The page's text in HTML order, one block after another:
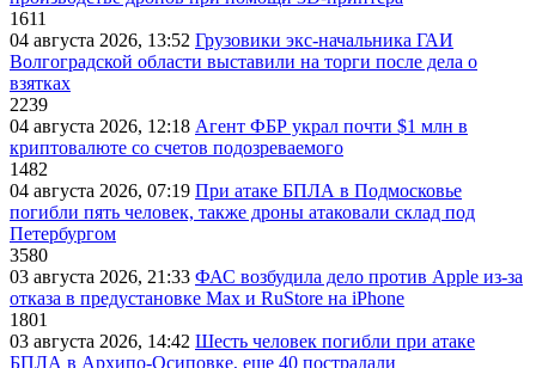
1611
04 августа 2026, 13:52 Грузовики экс-начальника ГАИ
Волгоградской области выставили на торги после дела о
взятках
2239
04 августа 2026, 12:18 Агент ФБР украл почти $1 млн в
криптовалюте со счетов подозреваемого
1482
04 августа 2026, 07:19 При атаке БПЛА в Подмосковье
погибли пять человек, также дроны атаковали склад под
Петербургом
3580
03 августа 2026, 21:33 ФАС возбудила дело против Apple из-за
отказа в предустановке Max и RuStore на iPhone
1801
03 августа 2026, 14:42 Шесть человек погибли при атаке
БПЛА в Архипо-Осиповке, еще 40 пострадали